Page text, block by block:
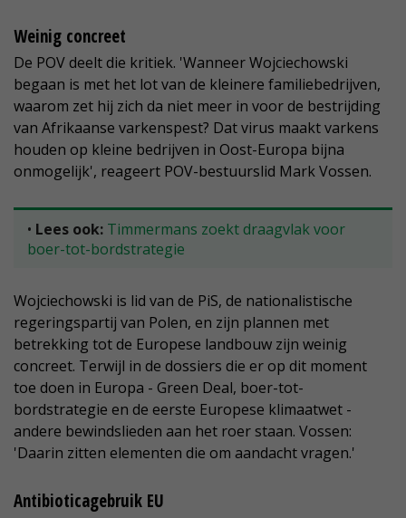
Weinig concreet
De POV deelt die kritiek. 'Wanneer Wojciechowski
begaan is met het lot van de kleinere familiebedrijven,
waarom zet hij zich da niet meer in voor de bestrijding
van Afrikaanse varkenspest? Dat virus maakt varkens
houden op kleine bedrijven in Oost-Europa bijna
onmogelijk', reageert POV-bestuurslid Mark Vossen.
• Lees ook: Timmermans zoekt draagvlak voor
boer-tot-bordstrategie
Wojciechowski is lid van de PiS, de nationalistische
regeringspartij van Polen, en zijn plannen met
betrekking tot de Europese landbouw zijn weinig
concreet. Terwijl in de dossiers die er op dit moment
toe doen in Europa - Green Deal, boer-tot-
bordstrategie en de eerste Europese klimaatwet -
andere bewindslieden aan het roer staan. Vossen:
'Daarin zitten elementen die om aandacht vragen.'
Antibioticagebruik EU